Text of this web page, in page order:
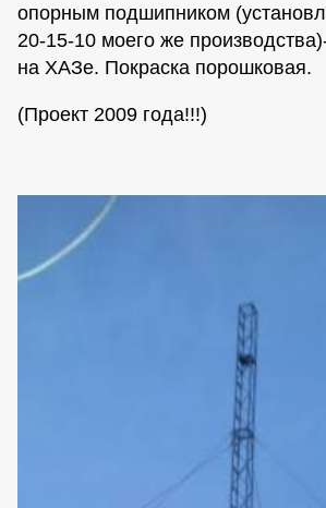
опорным подшипником
20-15-10 моего же
на ХАЗе. Покраска порошковая.
(Проект 2009 года!!!)